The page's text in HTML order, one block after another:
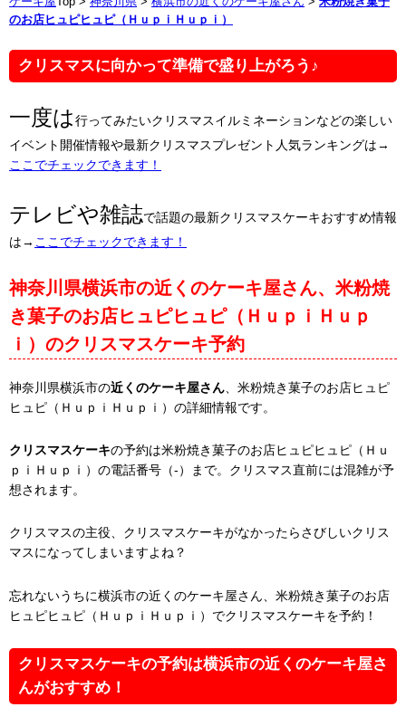
のお店ヒュピヒュピ（ＨｕｐｉＨｕｐｉ）
クリスマスに向かって準備で盛り上がろう♪
一度は行ってみたいクリスマスイルミネーションなどの楽しい
イベント開催情報や最新クリスマスプレゼント人気ランキングは→
ここでチェックできます！
テレビや雑誌で話題の最新クリスマスケーキおすすめ情報
は→ ここでチェックできます！
神奈川県横浜市の近くのケーキ屋さん、米粉焼
き菓子のお店ヒュピヒュピ（ＨｕｐｉＨｕｐ
ｉ）のクリスマスケーキ予約
神奈川県横浜市の近くのケーキ屋さん 、米粉焼き菓子のお店ヒュピ
ヒュピ（ＨｕｐｉＨｕｐｉ）の詳細情報です。
クリスマスケーキの予約は米粉焼き菓子のお店ヒュピヒュピ（Ｈｕ
ｐｉＨｕｐｉ）の電話番号（-）まで。クリスマス直前には混雑が予
想されます。
クリスマスの主役、クリスマスケーキがなかったらさびしいクリス
マスになってしまいますよね？
忘れないうちに横浜市の近くのケーキ屋さん、米粉焼き菓子のお店
ヒュピヒュピ（ＨｕｐｉＨｕｐｉ）でクリスマスケーキを予約！
クリスマスケーキの予約は横浜市の近くのケーキ屋さ
んがおすすめ！